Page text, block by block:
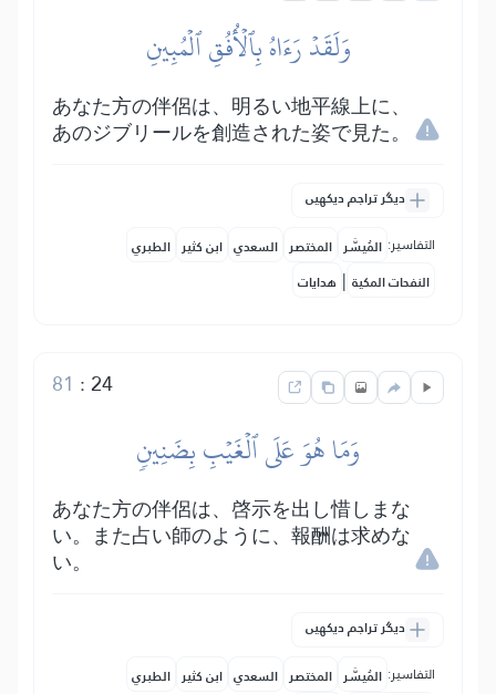
وَلَقَدۡ رَءَاهُ بِٱلۡأُفُقِ ٱلۡمُبِينِ
あなた方の伴侶は、明るい地平線上に、
あのジブリールを創造された姿で見た。
دیگر تراجم دیکھیں
التفاسير: المُيسَّر المختصر السعدي ابن كثير الطبري
النفحات المكية | هدايات
24
:
81
وَمَا هُوَ عَلَى ٱلۡغَيۡبِ بِضَنِينٖ
あなた方の伴侶は、啓示を出し惜しまな
い。また占い師のように、報酬は求めな
い。
دیگر تراجم دیکھیں
التفاسير: المُيسَّر المختصر السعدي ابن كثير الطبري